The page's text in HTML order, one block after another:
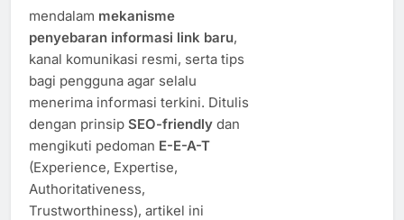
mendalam mekanisme
penyebaran informasi link baru,
kanal komunikasi resmi, serta tips
bagi pengguna agar selalu
menerima informasi terkini. Ditulis
dengan prinsip SEO-friendly dan
mengikuti pedoman E-E-A-T
(Experience, Expertise,
Authoritativeness,
Trustworthiness), artikel ini